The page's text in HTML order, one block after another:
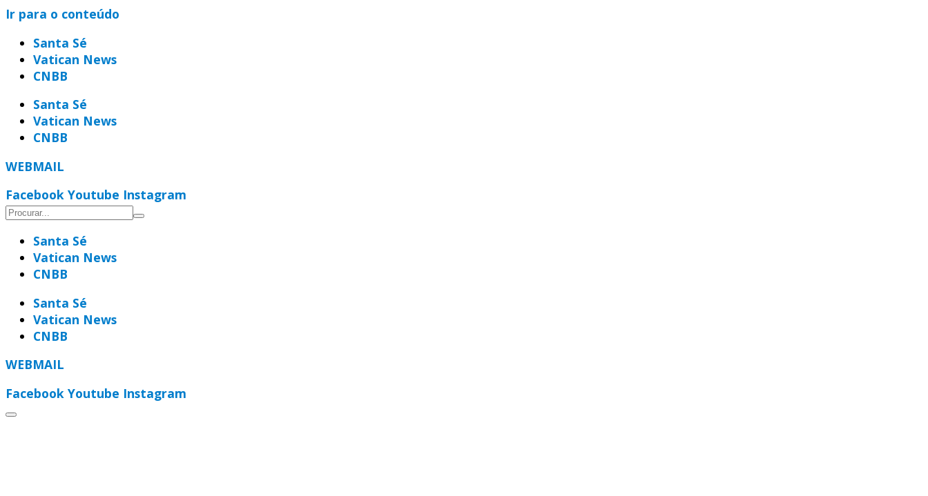
Ir para o conteúdo
Santa Sé
Vatican News
CNBB
Santa Sé
Vatican News
CNBB
WEBMAIL
Facebook Youtube Instagram
Santa Sé
Vatican News
CNBB
Santa Sé
Vatican News
CNBB
WEBMAIL
Facebook Youtube Instagram